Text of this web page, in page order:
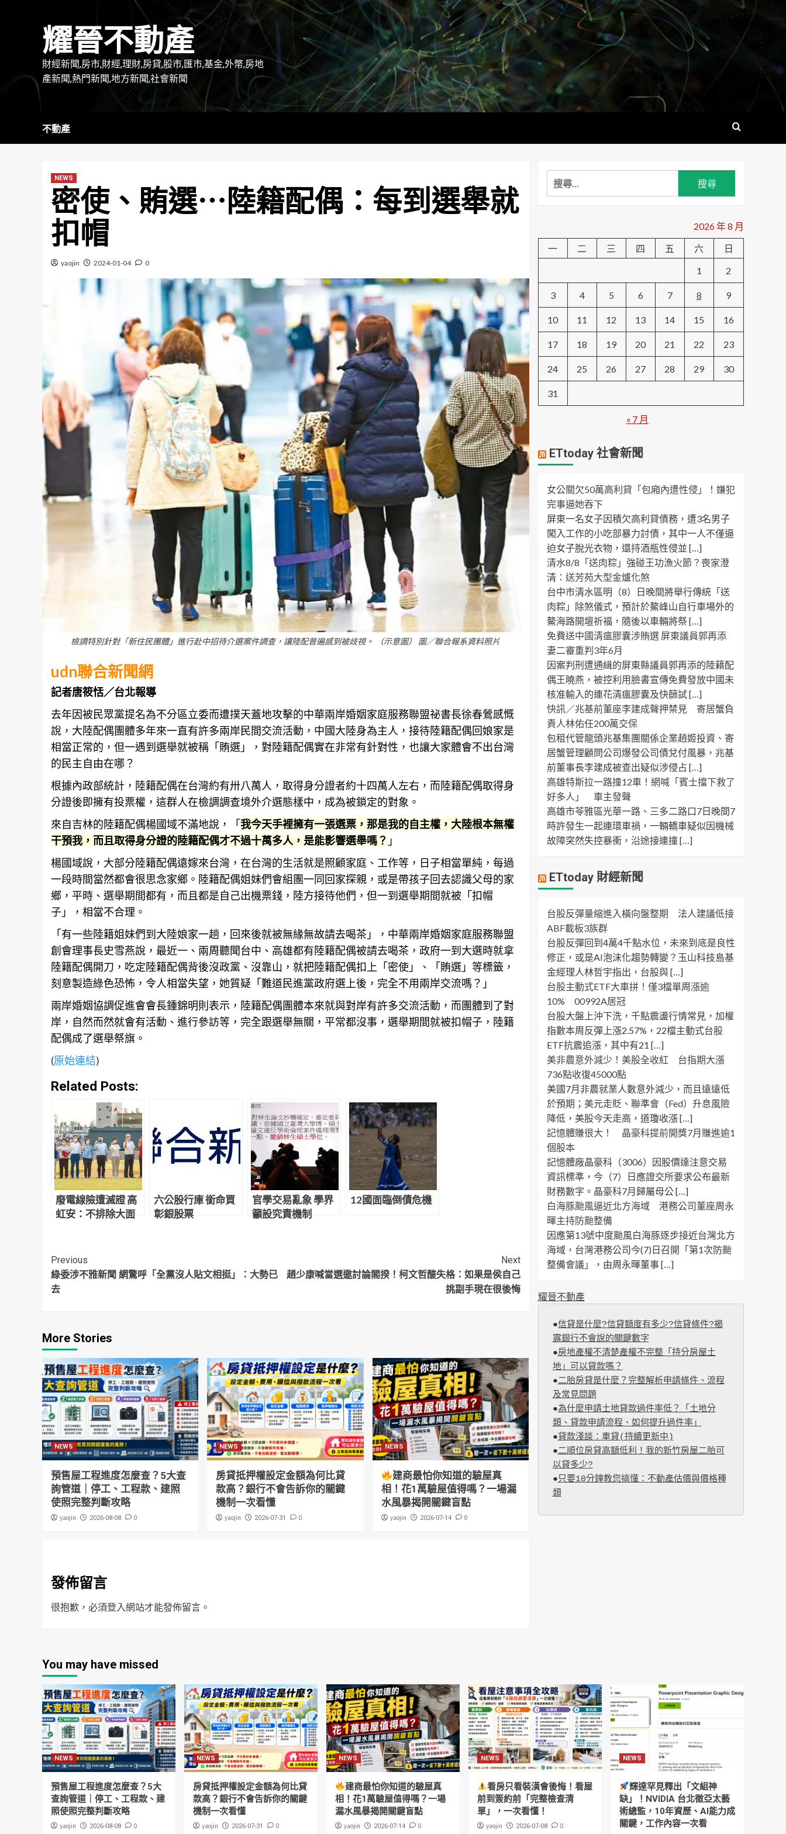
耀晉不動產
財經新聞,房市,財經,理財,房貸,股市,匯市,基金,外幣,房地
產新聞,熱門新聞,地方新聞,社會新聞
不動產
NEWS
密使、賄選⋯陸籍配偶：每到選舉就
扣帽
yaojin 2024-01-04 0
檢調特別針對「新住民團體」進行赴中招待介選案件調查，讓陸配普遍感到被歧視。 （示意圖） 圖／聯合報系資料照片
udn聯合新聞網
記者唐筱恬／台北報導
去年因被民眾黨提名為不分區立委而遭撲天蓋地攻擊的中華兩岸婚姻家庭服務聯盟祕書長徐春鶯感慨
說，大陸配偶團體多年來一直有許多兩岸民間交流活動，中國大陸身為主人，接待陸籍配偶回娘家是
相當正常的，但一遇到選舉就被稱「賄選」，對陸籍配偶實在非常有針對性，也讓大家體會不出台灣
的民主自由在哪？
根據內政部統計，陸籍配偶在台灣約有卅八萬人，取得身分證者約十四萬人左右，而陸籍配偶取得身
分證後即擁有投票權，這群人在檢調調查境外介選態樣中，成為被鎖定的對象。
來自吉林的陸籍配偶楊國域不滿地說，「我今天手裡擁有一張選票，那是我的自主權，大陸根本無權
干預我，而且取得身分證的陸籍配偶才不過十萬多人，是能影響選舉嗎？ 」
楊國域說，大部分陸籍配偶遠嫁來台灣，在台灣的生活就是照顧家庭、工作等，日子相當單純，每過
一段時間當然都會很思念家鄉。陸籍配偶姐妹們會組團一同回家探親，或是帶孩子回去認識父母的家
鄉，平時、選舉期間都有，而且都是自己出機票錢，陸方接待他們，但一到選舉期間就被「扣帽
子」，相當不合理。
「有一些陸籍姐妹們到大陸娘家一趟，回來後就被無緣無故請去喝茶」，中華兩岸婚姻家庭服務聯盟
創會理事長史雪燕說，最近一、兩周聽聞台中、高雄都有陸籍配偶被請去喝茶，政府一到大選時就拿
陸籍配偶開刀，吃定陸籍配偶背後沒政黨、沒靠山，就把陸籍配偶扣上「密使」、「賄選」等標籤，
刻意製造綠色恐怖，令人相當失望，她質疑「難道民進黨政府選上後，完全不用兩岸交流嗎？」
兩岸婚姻協調促進會會長鍾錦明則表示，陸籍配偶團體本來就與對岸有許多交流活動，而團體到了對
岸，自然而然就會有活動、進行參訪等，完全跟選舉無關，平常都沒事，選舉期間就被扣帽子，陸籍
配偶成了選舉祭旗。
(原始連結)
Related Posts:
廢電線險遭滅證 高
虹安：不排除大面
六公股行庫 銜命買
彰銀股票
官學交易亂象 學界
籲設究責機制
12國面臨倒債危機
Continue
Reading
Previous
綠委涉不雅新聞 網驚呼「全黨沒人貼文相挺」：大勢已
去
Next
趙少康喊當選邀討論閣揆！柯文哲酸失格：如果是侯自己
挑副手現在很後悔
More Stories
NEWS
預售屋工程進度怎麼查？5大查
詢管道｜停工、工程款、建照
使照完整判斷攻略
yaojin 2026-08-08 0
NEWS
房貸抵押權設定金額為何比貸
款高？銀行不會告訴你的關鍵
機制一次看懂
yaojin 2026-07-31 0
NEWS
建商最怕你知道的驗屋真
相！花1萬驗屋值得嗎？一場漏
水風暴揭開關鍵盲點
yaojin 2026-07-14 0
發佈留言
很抱歉，必須登入網站才能發佈留言。
搜
尋
字:
2026 年 8 月
一
二 三 四 五 六
日
1
2
3 4 5 6 7 8 9
10 11 12 13 14 15 16
17 18 19 20 21 22 23
24 25 26 27 28 29 30
31
« 7 月
ETtoday 社會新聞
女公關欠50萬高利貸「包廂內遭性侵」！嫌犯
完事逼她吞下
屏東一名女子因積欠高利貸債務，遭3名男子
闖入工作的小吃部暴力討債，其中一人不僅逼
迫女子脫光衣物，還持酒瓶性侵並 […]
清水8/8「送肉粽」強碰王功漁火節？喪家澄
清：送芳苑大型金爐化煞
台中市清水區明（8）日晚間將舉行傳統「送
肉粽」除煞儀式，預計於鰲峰山自行車場外的
鰲海路開壇祈福，隨後以車輛將祭 […]
免費送中國清瘟膠囊涉賄選 屏東議員郭再添
妻二審重判3年6月
因案判刑遭通緝的屏東縣議員郭再添的陸籍配
偶王曉燕，被控利用臉書宣傳免費發放中國未
核准輸入的連花清瘟膠囊及快篩試 […]
快訊／兆基前董座李建成聲押禁見 寄居蟹負
責人林佑任200萬交保
包租代管龍頭兆基集團關係企業趙姬投資、寄
居蟹管理顧問公司爆發公司債兌付風暴，兆基
前董事長李建成被查出疑似涉侵占 […]
高雄特斯拉一路撞12車！網喊「賓士擋下救了
好多人」 車主發聲
高雄市苓雅區光華一路、三多二路口7日晚間7
時許發生一起連環車禍，一輛轎車疑似因機械
故障突然失控暴衝，沿途接連撞 […]
ETtoday 財經新聞
台股反彈量縮進入橫向盤整期 法人建議低接
ABF載板3族群
台股反彈回到4萬4千點水位，未來到底是良性
修正，或是AI泡沫化趨勢轉變？玉山科技島基
金經理人林哲宇指出，台股與 […]
台股主動式ETF大車拼！僅3檔單周漲逾
10% 00992A居冠
台股大盤上沖下洗，千點震盪行情常見，加權
指數本周反彈上漲2.57%，22檔主動式台股
ETF抗震追漲，其中有21 […]
美非農意外減少！美股全收紅 台指期大漲
736點收復45000點
美國7月非農就業人數意外減少，而且遠遠低
於預期；美元走貶、聯準會（Fed）升息風險
降低，美股今天走高，道瓊收漲 […]
記憶體賺很大！ 晶豪科提前開獎7月賺進逾1
個股本
記憶體廠晶豪科（3006）因股價達注意交易
資訊標準，今（7）日應證交所要求公布最新
財務數字。晶豪科7月歸屬母公 […]
白海豚颱風逼近北方海域 港務公司董座周永
暉主持防颱整備
因應第13號中度颱風白海豚逐步接近台灣北方
海域，台灣港務公司今(7)日召開「第1次防颱
整備會議」，由周永暉董事 […]
耀晉不動產
●信貸是什麼?信貸額度有多少?信貸條件?揭
露銀行不會說的關鍵數字
●房地產權不清楚產權不完整「持分房屋土
地」可以貸款嗎？
●二胎房貸是什麼？完整解析申請條件、流程
及常見問題
●為什麼申請土地貸款過件率低？「土地分
類、貸款申請流程、如何提升過件率」
●貸款淺談：車貸(持續更新中)
●二順位房貸高額低利！我的新竹房屋二胎可
以貸多少?
●只要10分鐘教您搞懂：不動產估價與價格種
類
You may have missed
NEWS
預售屋工程進度怎麼查？5大
查詢管道｜停工、工程款、建
照使照完整判斷攻略
yaojin 2026-08-08 0
NEWS
房貸抵押權設定金額為何比貸
款高？銀行不會告訴你的關鍵
機制一次看懂
yaojin 2026-07-31 0
NEWS
建商最怕你知道的驗屋真
相！花1萬驗屋值得嗎？一場
漏水風暴揭開關鍵盲點
yaojin 2026-07-14 0
NEWS
看房只看裝潢會後悔！看屋
前到簽約前「完整檢查清
單」，一次看懂！
yaojin 2026-07-08 0
NEWS
輝達罕見釋出「文組神
缺」！NVIDIA 台北徵亞太藝
術總監，10年資歷、AI能力成
關鍵，工作內容一次看